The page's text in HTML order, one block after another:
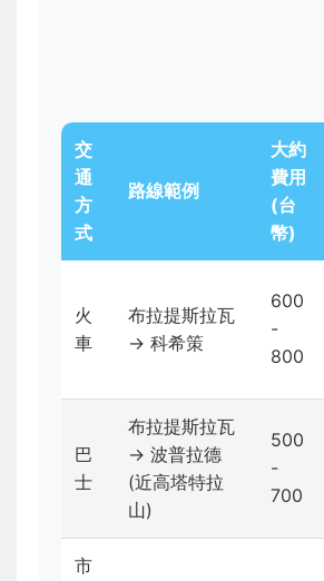
交
通
方
式
路線範例
大約
費用
(台
幣)
火
車
布拉提斯拉瓦
→ 科希策
600
-
800
巴
士
布拉提斯拉瓦
→ 波普拉德
(近高塔特拉
山)
500
-
700
市